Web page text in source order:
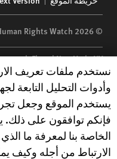
menu
© 2026 Human Rights Watch
34th Floor | New York,NY
USA|t 1.212.290.4700
registered in the US
under EIN: 13-2875808
cookie preferences
نستخدم ملفات تعريف
وأدوات التحليل التابعة
يستخدم الموقع وجعل
فإنكم توافقون على
الخاصة بنا لمعرفة ما
الارتباط من أجله وكيف